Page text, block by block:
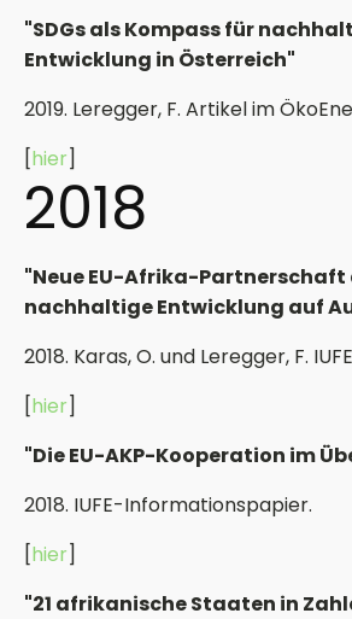
"SDGs als Kompass für
Entwicklung in Österreich"
2019. Leregger, F. Artikel im
[hier]
2018
"Neue EU-Afrika-Partnerschaft
nachhaltige Entwicklung auf
2018. Karas, O. und Leregger, F.
[hier]
"Die EU-AKP-Kooperation im
2018. IUFE-Informationspapier.
[hier]
"21 afrikanische Staaten in